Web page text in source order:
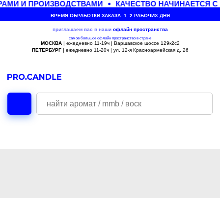
И ПРОИЗВОДСТВАМИ КАЧЕСТВО НАЧИНАЕТСЯ С
ВРЕМЯ ОБРАБОТКИ ЗАКАЗА: 1–2 РАБОЧИХ ДНЯ
приглашаем вас в наши офлайн пространства
самое большое офлайн пространство в стране
МОСКВА| ежедневно 11-19ч | Варшавское шоссе 129к2с2
ПЕТЕРБУРГ| ежедневно 11-20ч | ул. 12-я Красноармейская д. 26